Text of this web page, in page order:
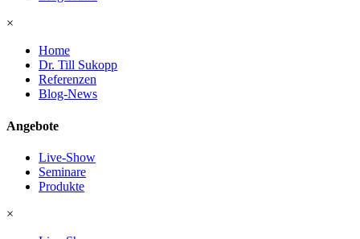
×
Home
Dr. Till Sukopp
Referenzen
Blog-News
Angebote
Live-Show
Seminare
Produkte
×